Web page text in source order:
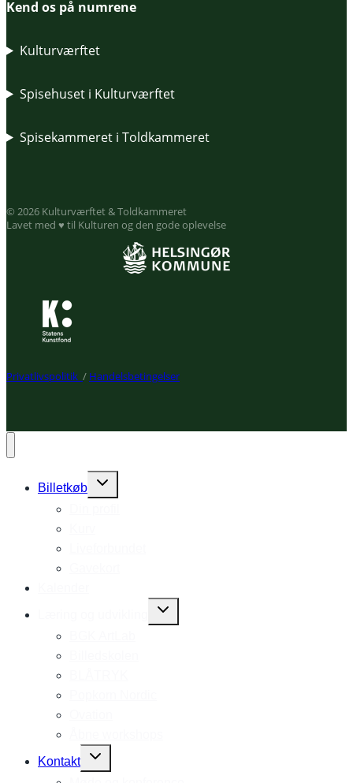
Kend os på numrene
Kulturværftet
Spisehuset i Kulturværftet
Spisekammeret i Toldkammeret
© 2026 Kulturværftet & Toldkammeret
Lavet med ♥ til Kulturen og den gode oplevelse
Privatlivspolitik / Handelsbetingelser
Billetkøb
Expand
child
Expand
child
Kontakt
Expand
child